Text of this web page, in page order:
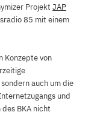
ProjektJAP
85 mit einem
Konzepte von
auch um die
und
BKA nicht